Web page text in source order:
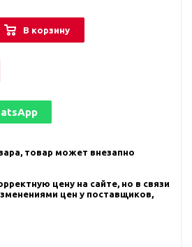
В корзину
товар может внезапно
цену на сайте, но в связи
цен у поставщиков,